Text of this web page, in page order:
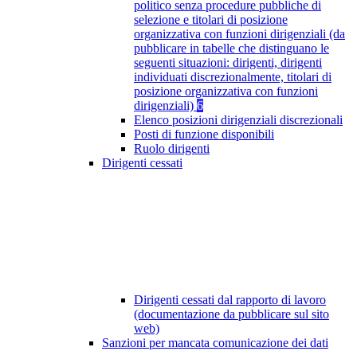
politico senza procedure pubbliche di
selezione e titolari di posizione
organizzativa con funzioni dirigenziali (da
pubblicare in tabelle che distinguano le
seguenti situazioni: dirigenti, dirigenti
individuati discrezionalmente, titolari di
posizione organizzativa con funzioni
dirigenziali) 6
Elenco posizioni dirigenziali discrezionali
Posti di funzione disponibili
Ruolo dirigenti
Dirigenti cessati
Dirigenti cessati dal rapporto di lavoro
(documentazione da pubblicare sul sito
web)
Sanzioni per mancata comunicazione dei dati